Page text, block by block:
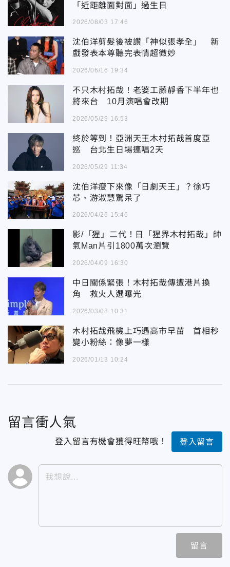
「近距離面對面」過生日
2026/08/03 17:46
沈伯洋剪髮後被讚「神似張孝全」 新
戲發表本尊聽完表情超微妙
2026/06/16 19:34
不只木村拓哉！老婆工藤靜香下半年也
將來台 10月演唱會改期
2026/05/29 16:53
終於等到！亞洲天王木村拓哉首度亞
巡 台北生日場連唱2天
2026/05/29 11:34
沈伯洋瘦下來像「日劇天王」？徐巧
芯、游淑慧驚呆了
2026/04/26 15:46
影/「猩」二代！日「猩界木村拓哉」帥
氣Man片引1800萬次瀏覽
2026/04/09 16:30
中日關係緊張！木村拓哉傳遭港片換
角 救火人選曝光
2026/03/08 10:31
木村拓哉飛機上巧遇高市早苗 首相秒
變小粉絲：像夢一樣
2026/01/13 10:24
留言衝人氣
登入留言有機會獲得旺幣哦！ 登入留言
留言